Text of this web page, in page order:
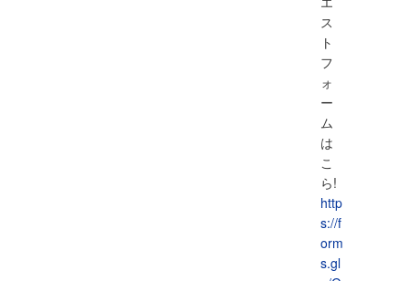
ス
ト
フ
ォ
ー
ム
は
こ
ら!
http
s://f
orm
s.gl